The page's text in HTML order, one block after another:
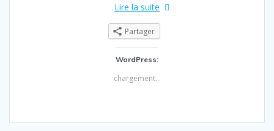
Lire la suite
Partager
WordPress:
chargement…